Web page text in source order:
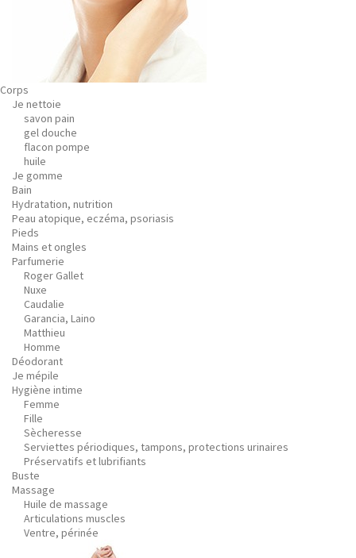
Corps
Je nettoie
savon pain
gel douche
flacon pompe
huile
Je gomme
Bain
Hydratation, nutrition
Peau atopique, eczéma, psoriasis
Pieds
Mains et ongles
Parfumerie
Roger Gallet
Nuxe
Caudalie
Garancia, Laino
Matthieu
Homme
Déodorant
Je mépile
Hygiène intime
Femme
Fille
Sècheresse
Serviettes périodiques, tampons, protections urinaires
Préservatifs et lubrifiants
Buste
Massage
Huile de massage
Articulations muscles
Ventre, périnée